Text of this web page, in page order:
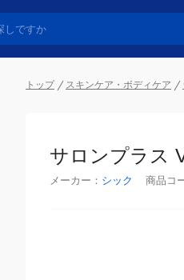
トップ スキンケア・ボディケア
サロンプラス
メーカー： シック 商品コ